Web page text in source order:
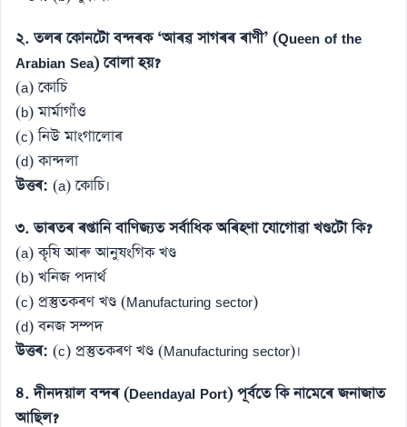
২. তলৰ কোনটো বন্দৰক ‘আৰৱ সাগৰৰ ৰাণী’ (Queen of the
Arabian Sea) বোলা হয়?
(a) কোচি
(b) মাৰ্মাগাঁও
(c) নিউ মাংগালোৰ
(d) কান্দলা
উত্তৰ: (a) কোচি।
৩. ভাৰতৰ ৰপ্তানি বাণিজ্যত সৰ্বাধিক অৰিহণা যোগোৱা খণ্ডটো কি?
(a) কৃষি আৰু আনুষংগিক খণ্ড
(b) খনিজ পদাৰ্থ
(c) প্ৰস্তুতকৰণ খণ্ড (Manufacturing sector)
(d) বনজ সম্পদ
উত্তৰ: (c) প্ৰস্তুতকৰণ খণ্ড (Manufacturing sector)।
৪. দীনদয়াল বন্দৰ (Deendayal Port) পূৰ্বতে কি নামেৰে জনাজাত
আছিল?